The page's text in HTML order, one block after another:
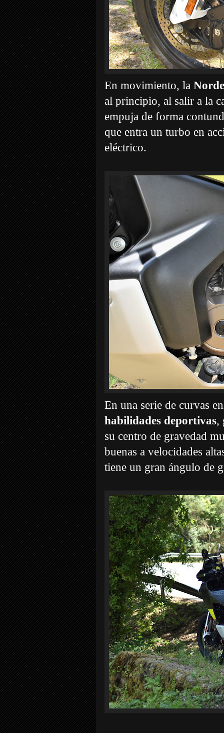
En movimiento, la
al principio, al salir a la
empuja de forma
que entra un turbo en
eléctrico.
En una serie de curvas
habilidades deportivas,
su centro de gravedad
buenas a velocidades
tiene un gran ángulo de